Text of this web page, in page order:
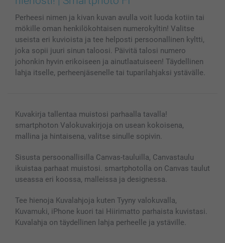
Kuvakalenterit & Päivyrit
Valokuvakehykset & Lisätarvikkeet
Lahjakortti
Kaikki kuvatuotteet
Investor Relations
Tilausten tila
Perheesi nimen ja kivan kuvan avulla voit luoda kotiin tai
mökille oman henkilökohtaisen numerokyltin! Valitse
useista eri kuvioista ja tee helposti persoonallinen kyltti,
joka sopii juuri sinun taloosi. Päivitä talosi numero
johonkin hyvin erikoiseen ja ainutlaatuiseen! Täydellinen
lahja itselle, perheenjäsenelle tai tuparilahjaksi ystävälle.
Kuvakirja tallentaa muistosi parhaalla tavalla!
smartphoton Valokuvakirjoja on usean kokoisena,
mallina ja hintaisena, valitse sinulle sopivin.
Sisusta persoonallisilla Canvas-tauluilla, Canvastaulu
ikuistaa parhaat muistosi. smartphotolla on Canvas taulut
useassa eri koossa, malleissa ja designessa.
Tee hienoja Kuvalahjoja kuten Tyyny valokuvalla,
Kuvamuki, iPhone kuori tai Hiirimatto parhaista kuvistasi.
Kuvalahja on täydellinen lahja perheelle ja ystäville.